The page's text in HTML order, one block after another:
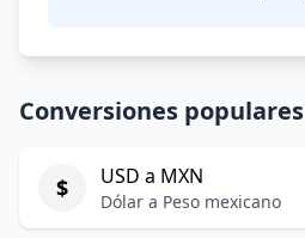
Conversiones populares
$ USD a MXN
Dólar a Peso mexicano